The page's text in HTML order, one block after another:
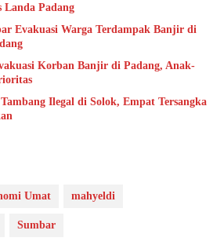
Landa Padang
Evakuasi Warga Terdampak Banjir di
Korban Banjir di Padang, Anak-
Ilegal di Solok, Empat Tersangka
Umat mahyeldi
Sumbar